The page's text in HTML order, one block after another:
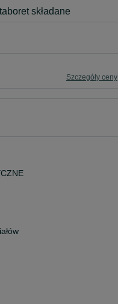
składane
Szczegóły ceny